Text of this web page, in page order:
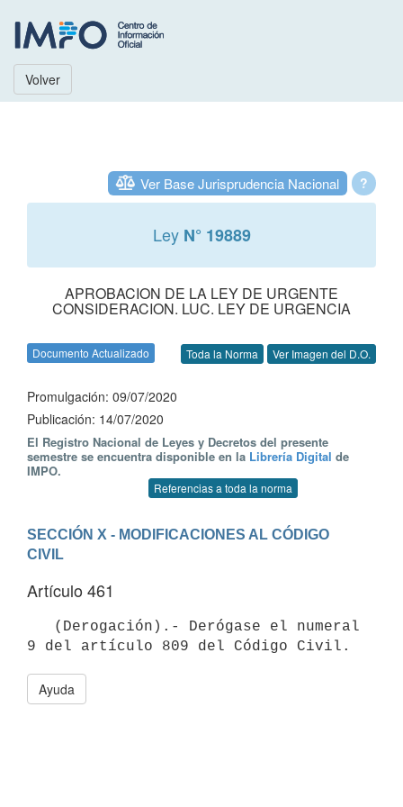
Volver
?
Ver Base Jurisprudencia Nacional
Ley N° 19889
APROBACION DE LA LEY DE URGENTE
CONSIDERACION. LUC. LEY DE URGENCIA
Documento Actualizado Toda la Norma Ver Imagen del D.O.
Promulgación: 09/07/2020
Publicación: 14/07/2020
El Registro Nacional de Leyes y Decretos del presente
semestre se encuentra disponible en la Librería Digital de
IMPO.
Referencias a toda la norma
SECCIÓN X - MODIFICACIONES AL CÓDIGO
CIVIL
Artículo 461
9 del artículo 809 del Código Civil.
Ayuda